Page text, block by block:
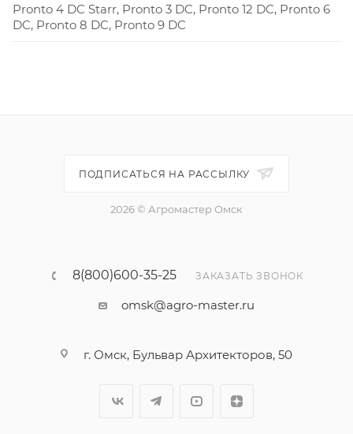
Pronto 4 DC Starr, Pronto 3 DC, Pronto 12 DC, Pronto 6
DC, Pronto 8 DC, Pronto 9 DC
ПОДПИСАТЬСЯ НА РАССЫЛКУ
2026 © Агромастер Омск
8(800)600-35-25 ЗАКАЗАТЬ ЗВОНОК
omsk@agro-master.ru
г. Омск, Бульвар Архитекторов, 50